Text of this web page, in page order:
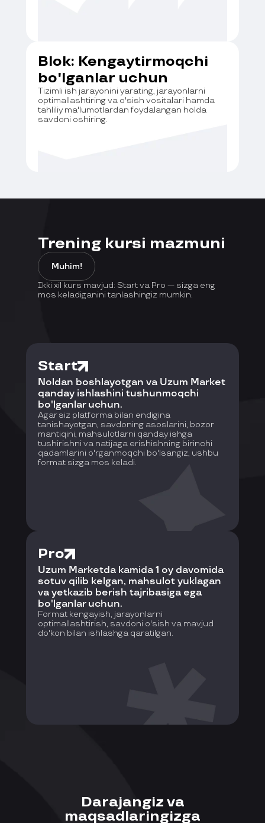
Blok: Kengaytirmoqchi
bo'lganlar uchun
Tizimli ish jarayonini yarating, jarayonlarni
optimallashtiring va o'sish vositalari hamda
tahliliy ma'lumotlardan foydalangan holda
savdoni oshiring.
Trening kursi mazmuni
Muhim!
Ikki xil kurs mavjud: Start va Pro — sizga eng
mos keladiganini tanlashingiz mumkin.
Start
Noldan boshlayotgan va Uzum Market
qanday ishlashini tushunmoqchi
bo'lganlar uchun.
Agar siz platforma bilan endigina
tanishayotgan, savdoning asoslarini, bozor
mantiqini, mahsulotlarni qanday ishga
tushirishni va natijaga erishishning birinchi
qadamlarini o'rganmoqchi bo'lsangiz, ushbu
format sizga mos keladi.
Pro
Uzum Marketda kamida 1 oy davomida
sotuv qilib kelgan, mahsulot yuklagan
va yetkazib berish tajribasiga ega
bo'lganlar uchun.
Format kengayish, jarayonlarni
optimallashtirish, savdoni o'sish va mavjud
do'kon bilan ishlashga qaratilgan.
Darajangiz va
maqsadlaringizga